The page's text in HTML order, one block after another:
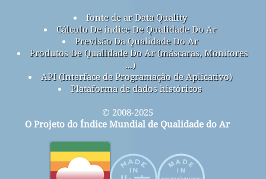
fonte de ar Data Quality
Cálculo De índice De Qualidade Do Ar
Previsão Da Qualidade Do Ar
Produtos De Qualidade Do Ar (máscaras, Monitores
...)
API (Interface de Programação de Aplicativo)
Plataforma de dados históricos
© 2008-2025
O Projeto do Índice Mundial de Qualidade do Ar